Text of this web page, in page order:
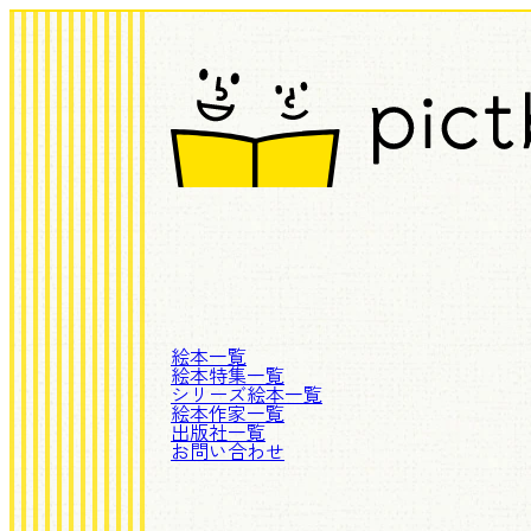
絵本一覧
絵本特集一覧
シリーズ絵本一覧
絵本作家一覧
出版社一覧
お問い合わせ